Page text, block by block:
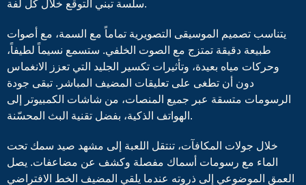
سلسة تبني التوقع خلال كل لفة.
يتناسب تصميم الموسيقى التصويرية تماماً مع السمة، مع أصوات
طبيعة دقيقة تمتزج مع الصوت الخلفي. ستسمع نسيماً لطيفاً،
وحركات مياه بعيدة، وتأثيرات تكسير الجليد التي تعزز الانغماس
دون أن تطغى على تعليقات المضيف المباشر. تبقى جودة
الرسومات متسقة عبر جميع المنصات، من شاشات الكمبيوتر إلى
الهواتف الذكية، بفضل تقنية البث المحسّنة.
خلال جولات المكافآت، تنتقل اللعبة إلى مشهد صيد سمك تحت
الماء مع رسومات أسماك مفصلة وكشف عن مضاعفات. يصل
العمق الموضوعي إلى ذروته عندما يلقي المضيف الخط الافتراضي